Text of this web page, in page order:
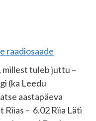
raadiosaade
, millest tuleb juttu –
(ka Leedu
aastapäeva
Riias – 6.02 Riia Läti